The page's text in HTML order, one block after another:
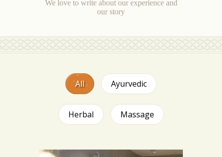
We love to write about our experience and
our story
All Ayurvedic
Herbal Massage